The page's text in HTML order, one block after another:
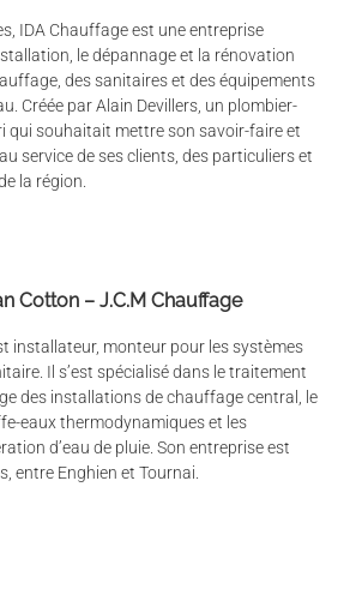
IDA Chauffage est une entreprise
le dépannage et la rénovation
des sanitaires et des équipements
Créée par Alain Devillers, un plombier-
qui souhaitait mettre son savoir-faire et
service de ses clients, des particuliers et
la région.
Cotton – J.C.M Chauffage
installateur, monteur pour les systèmes
Il s’est spécialisé dans le traitement
des installations de chauffage central, le
eaux thermodynamiques et les
d’eau de pluie. Son entreprise est
entre Enghien et Tournai.